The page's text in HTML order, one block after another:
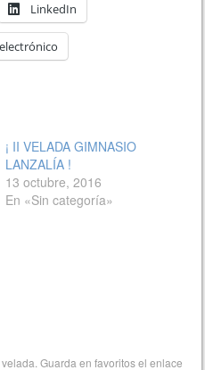
LinkedIn
¡ II VELADA GIMNASIO
LANZALÍA !
13 octubre, 2016
En «Sin categoría»
velada. Guarda en favoritos elenlace